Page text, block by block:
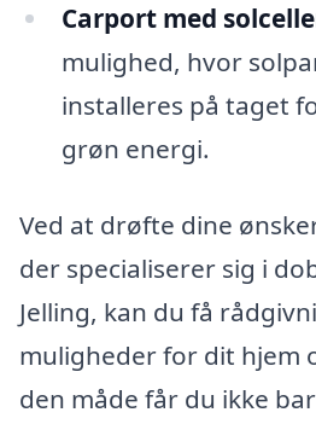
Carport med
mulighed, hvor
installeres på taget
grøn energi.
Ved at drøfte dine
der specialiserer sig i
Jelling, kan du få
muligheder for dit hjem
den måde får du ikke